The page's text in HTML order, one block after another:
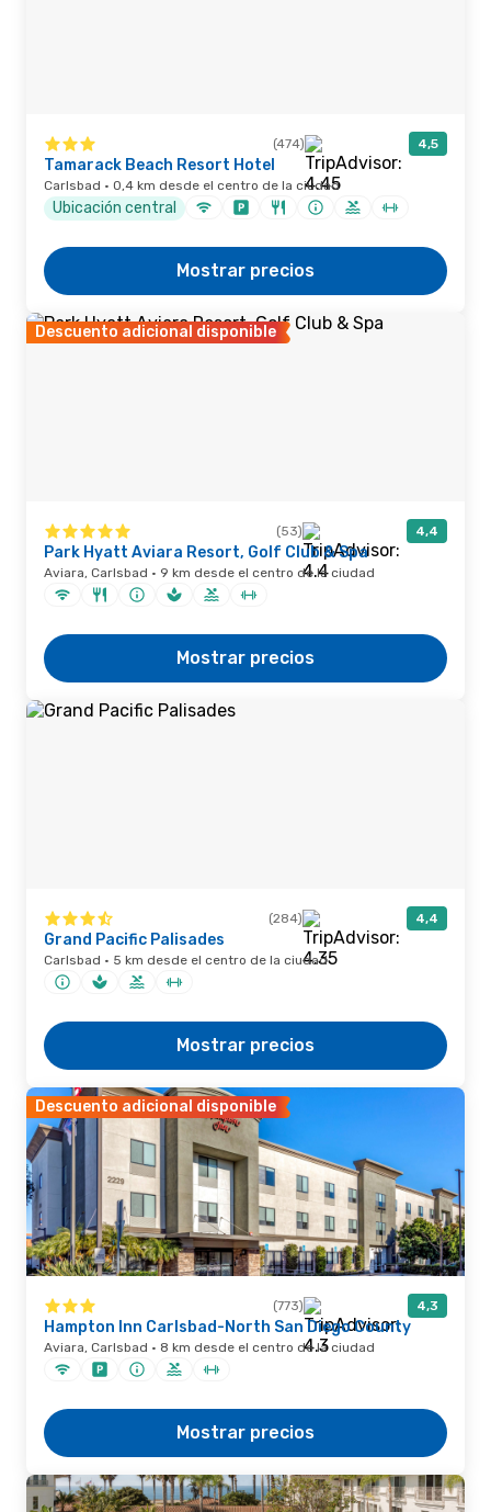
(474) 4,5
Tamarack Beach Resort Hotel
Carlsbad · 0,4 km desde el centro de la ciudad
Ubicación central
Mostrar precios
Descuento adicional disponible
(53) 4,4
Park Hyatt Aviara Resort, Golf Club & Spa
Aviara, Carlsbad · 9 km desde el centro de la ciudad
Mostrar precios
(284) 4,4
Grand Pacific Palisades
Carlsbad · 5 km desde el centro de la ciudad
Mostrar precios
Descuento adicional disponible
(773) 4,3
Hampton Inn Carlsbad-North San Diego County
Aviara, Carlsbad · 8 km desde el centro de la ciudad
Mostrar precios